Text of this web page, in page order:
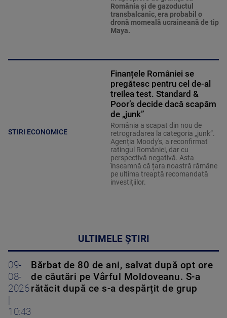
România şi de gazoductul
transbalcanic, era probabil o
dronă momeală ucraineană de tip
Maya.
STIRI ECONOMICE
Finanțele României se
pregătesc pentru cel de-al
treilea test. Standard &
Poor’s decide dacă scapăm
de „junk”
România a scapat din nou de
retrogradarea la categoria „junk”.
Agenția Moody's, a reconfirmat
ratingul României, dar cu
perspectivă negativă. Asta
înseamnă că țara noastră rămâne
pe ultima treaptă recomandată
investițiilor.
ULTIMELE ȘTIRI
09-
08-
2026
|
10:43
Bărbat de 80 de ani, salvat după opt ore
de căutări pe Vârful Moldoveanu. S-a
rătăcit după ce s-a despărțit de grup